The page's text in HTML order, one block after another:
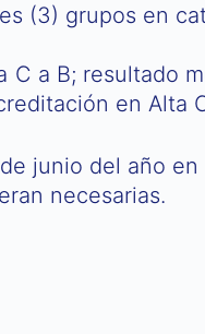
(3) grupos en
C a B; resultado
en Alta
junio del año
necesarias.